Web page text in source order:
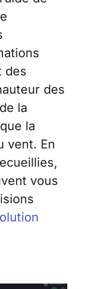
des
des
la
la
vent. En
vous